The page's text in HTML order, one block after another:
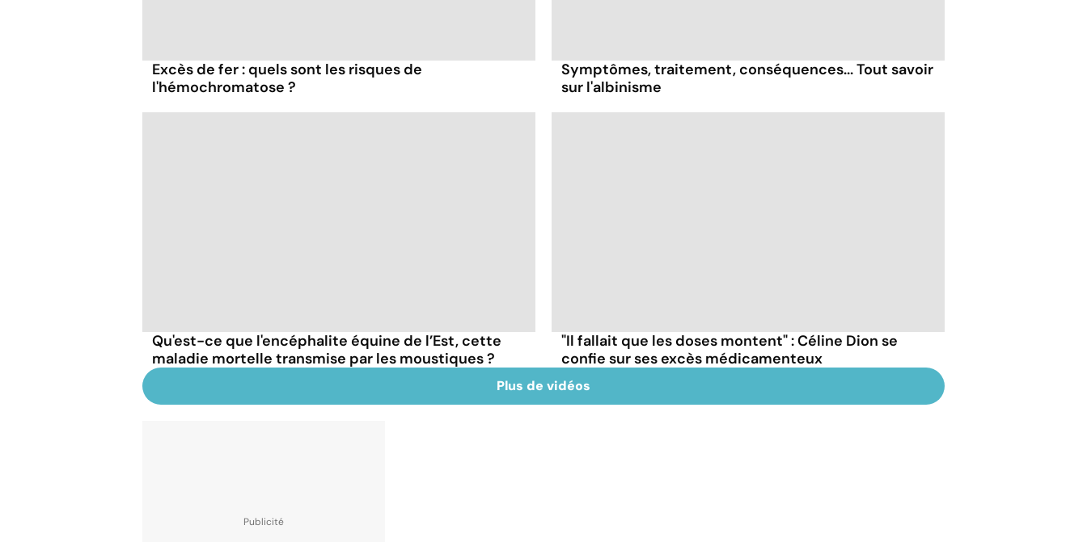
Excès de fer : quels sont les risques de
l'hémochromatose ?
Symptômes, traitement, conséquences... Tout savoir
sur l'albinisme
Qu'est-ce que l'encéphalite équine de l’Est, cette
maladie mortelle transmise par les moustiques ?
"Il fallait que les doses montent" : Céline Dion se
confie sur ses excès médicamenteux
Plus de vidéos